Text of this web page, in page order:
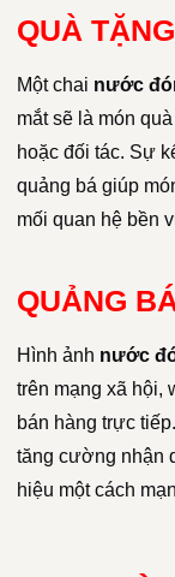
QUÀ
Một chai nước
mắt sẽ là món
hoặc đối tác. Sự
quảng bá giúp
mối quan hệ bền
QUẢNG
Hình ảnh nước
trên mạng xã hội,
bán hàng trực
tăng cường nhận
hiệu một cách